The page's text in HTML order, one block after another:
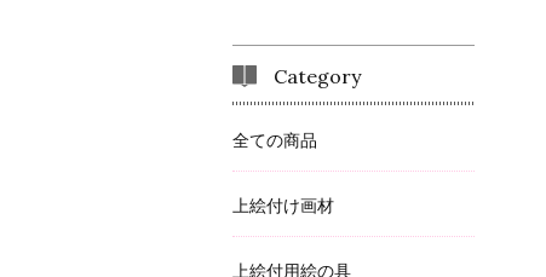
Category
全ての商品
上絵付け画材
上絵付用絵の具